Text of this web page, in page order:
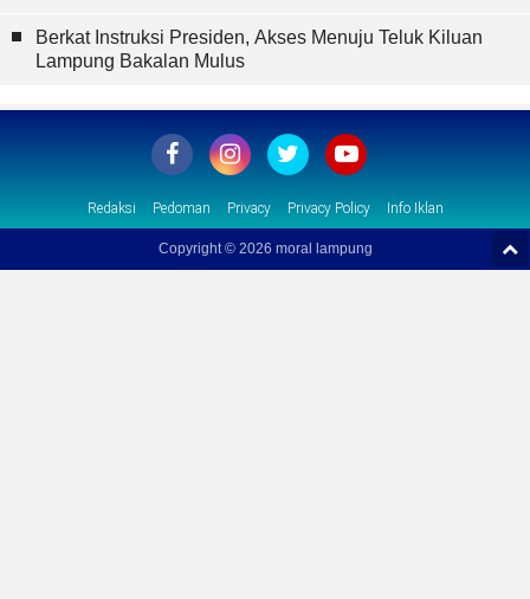
Berkat Instruksi Presiden, Akses Menuju Teluk Kiluan
Lampung Bakalan Mulus
Redaksi Pedoman Privacy Privacy Policy Info Iklan
Copyright © 2026 moral lampung